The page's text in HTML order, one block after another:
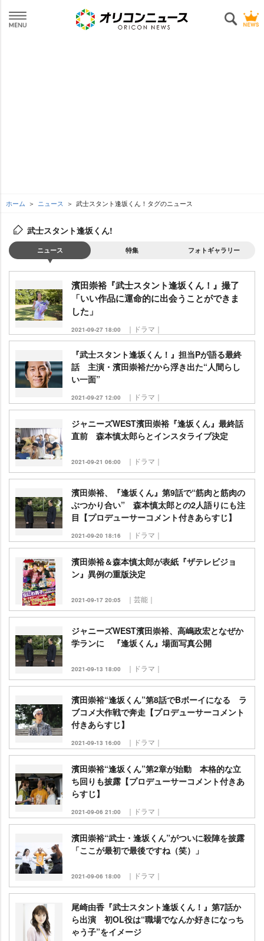
ホーム ニュース 武士スタント逢坂くん！タグのニュース
武士スタント逢坂くん!
ニュース 特集 フォトギャラリー
濱田崇裕『武士スタント逢坂くん！』撮了
「いい作品に運命的に出会うことができま
した」
2021-09-27 18:00 ｜ドラマ｜
『武士スタント逢坂くん！』担当Pが語る最終
話 主演・濱田崇裕だから浮き出た“人間らし
い一面”
2021-09-27 12:00 ｜ドラマ｜
ジャニーズWEST濱田崇裕『逢坂くん』最終話
直前 森本慎太郎らとインスタライブ決定
2021-09-21 06:00 ｜ドラマ｜
濱田崇裕、『逢坂くん』第9話で“筋肉と筋肉の
ぶつかり合い” 森本慎太郎との2人語りにも注
目【プロデューサーコメント付きあらすじ】
2021-09-20 18:16 ｜ドラマ｜
濱田崇裕＆森本慎太郎が表紙『ザテレビジョ
ン』異例の重版決定
2021-09-17 20:05 ｜芸能｜
ジャニーズWEST濱田崇裕、高嶋政宏となぜか
学ランに 『逢坂くん』場面写真公開
2021-09-13 18:00 ｜ドラマ｜
濱田崇裕“逢坂くん”第8話でBボーイになる ラ
ブコメ大作戦で奔走【プロデューサーコメント
付きあらすじ】
2021-09-13 16:00 ｜ドラマ｜
濱田崇裕“逢坂くん”第2章が始動 本格的な立
ち回りも披露【プロデューサーコメント付きあ
らすじ】
2021-09-06 21:00 ｜ドラマ｜
濱田崇裕“武士・逢坂くん”がついに殺陣を披露
「ここが最初で最後ですね（笑）」
2021-09-06 18:00 ｜ドラマ｜
尾崎由香『武士スタント逢坂くん！』第7話か
ら出演 初OL役は“職場でなんか好きになっち
ゃう子”をイメージ